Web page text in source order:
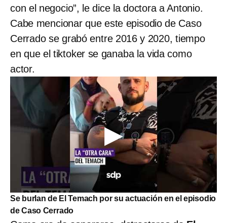
con el negocio”, le dice la doctora a Antonio.
Cabe mencionar que este episodio de Caso
Cerrado se grabó entre 2016 y 2020, tiempo
en que el tiktoker se ganaba la vida como
actor.
Se burlan de El Temach por su actuación en el episodio
de Caso Cerrado